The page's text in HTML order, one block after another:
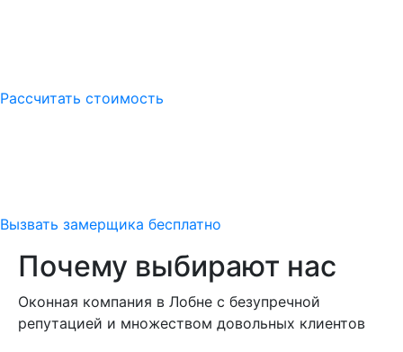
Рассчитать стоимость
Вызвать замерщика бесплатно
Почему выбирают нас
Оконная компания в Лобне с безупречной
репутацией и множеством довольных клиентов